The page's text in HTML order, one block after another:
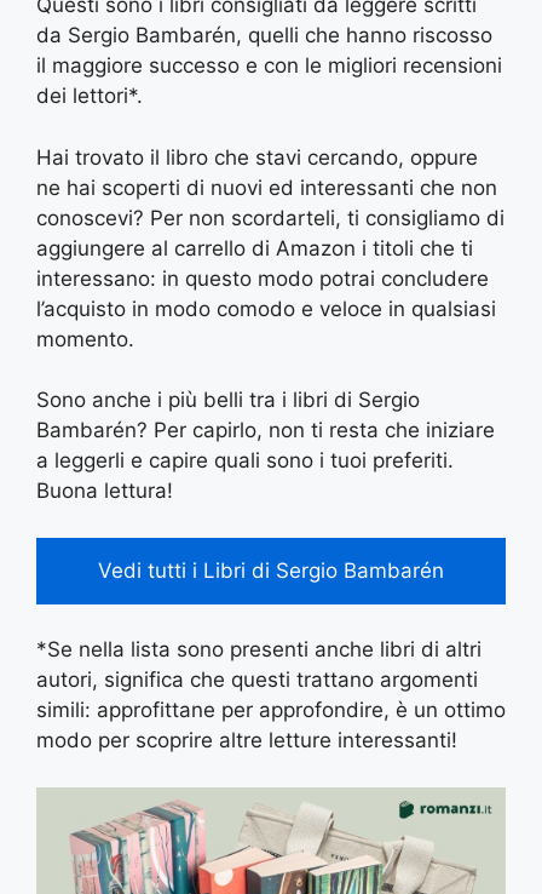
Questi sono i libri consigliati da leggere scritti
da Sergio Bambarén, quelli che hanno riscosso
il maggiore successo e con le migliori recensioni
dei lettori*.
Hai trovato il libro che stavi cercando, oppure
ne hai scoperti di nuovi ed interessanti che non
conoscevi? Per non scordarteli, ti consigliamo di
aggiungere al carrello di Amazon i titoli che ti
interessano: in questo modo potrai concludere
l’acquisto in modo comodo e veloce in qualsiasi
momento.
Sono anche i più belli tra i libri di Sergio
Bambarén? Per capirlo, non ti resta che iniziare
a leggerli e capire quali sono i tuoi preferiti.
Buona lettura!
Vedi tutti i Libri di Sergio Bambarén
*Se nella lista sono presenti anche libri di altri
autori, significa che questi trattano argomenti
simili: approfittane per approfondire, è un ottimo
modo per scoprire altre letture interessanti!